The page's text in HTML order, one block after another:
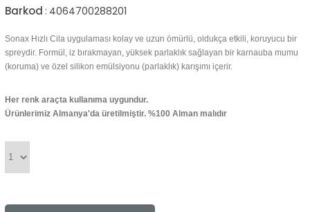
Barkod : 4064700288201
Sonax Hızlı Cila uygulaması kolay ve uzun ömürlü, oldukça etkili, koruyucu bir
spreydir. Formül, iz bırakmayan, yüksek parlaklık sağlayan bir karnauba mumu
(koruma) ve özel silikon emülsiyonu (parlaklık) karışımı içerir.
Her renk araçta kullanıma uygundur.
Ürünlerimiz Almanya'da üretilmiştir. %100 Alman malıdır